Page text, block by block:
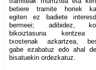
betiere tramite horiek
egiten ez badiete
bermeei; adibidez,
bikoiztasuna kentzea
txostenak azkartzea,
gabe ezabatuz edo ahal
bisatuekin ordezkatuz.